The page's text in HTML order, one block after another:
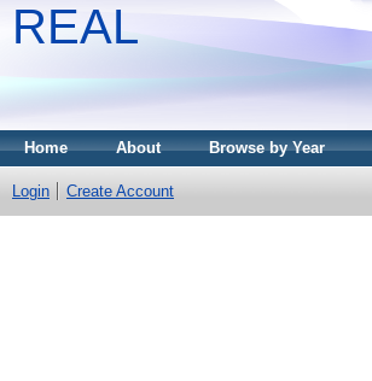
REAL
Home About Browse by Year
Login Create Account